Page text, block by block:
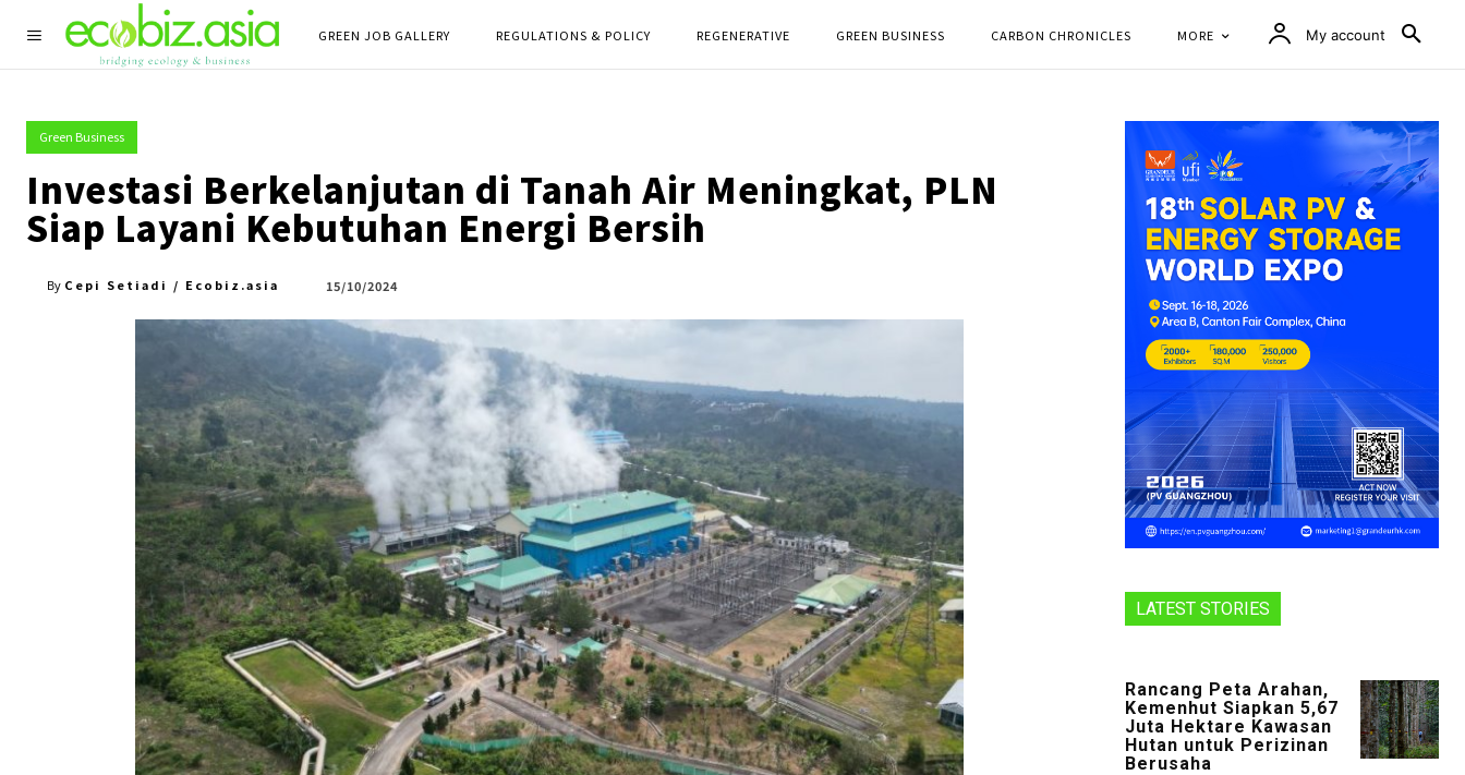
GREEN JOB GALLERY REGULATIONS & POLICY REGENERATIVE GREEN BUSINESS CARBON CHRONICLES MORE My account
Green Business
Investasi Berkelanjutan di Tanah Air Meningkat, PLN
Siap Layani Kebutuhan Energi Bersih
By Cepi Setiadi / Ecobiz.asia 15/10/2024
LATEST STORIES
Rancang Peta Arahan,
Kemenhut Siapkan 5,67
Juta Hektare Kawasan
Hutan untuk Perizinan
Berusaha